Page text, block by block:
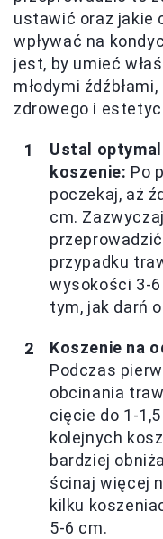
ustawić oraz jakie
wpływać na
jest, by umieć
młodymi
zdrowego i
Ustal
koszenie: Po
poczekaj, aż
cm.
przypadku
wysokości 3-
tym, jak darń
Koszenie na
Podczas
obcinania
cięcie do 1-
kolejnych
bardziej
ścinaj więcej
kilku
5-6 cm.